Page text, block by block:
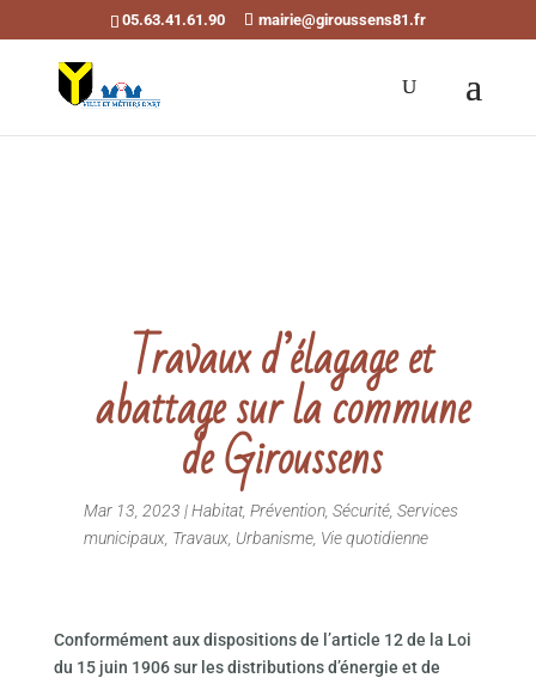
Ouvrir la barre d’outils
05.63.41.61.90 mairie@giroussens81.fr
Travaux d’élagage et
abattage sur la commune
de Giroussens
Mar 13, 2023 |Habitat, Prévention, Sécurité, Services
municipaux, Travaux, Urbanisme, Vie quotidienne
Conformément aux dispositions de l’article 12 de la Loi
du 15 juin 1906 sur les distributions d’énergie et de